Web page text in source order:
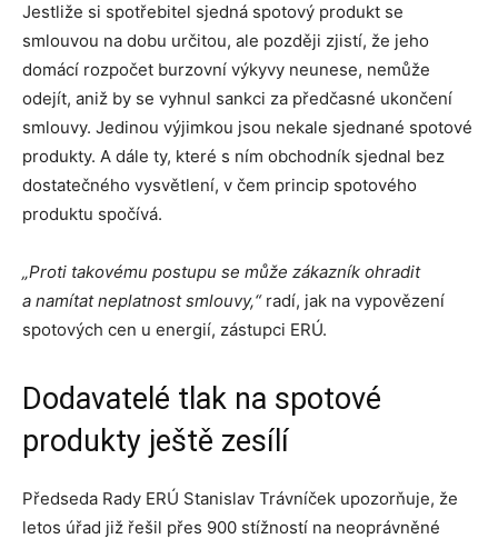
Jestliže si spotřebitel sjedná spotový produkt se
smlouvou na dobu určitou, ale později zjistí, že jeho
domácí rozpočet burzovní výkyvy neunese, nemůže
odejít, aniž by se vyhnul sankci za předčasné ukončení
smlouvy. Jedinou výjimkou jsou nekale sjednané spotové
produkty. A dále ty, které s ním obchodník sjednal bez
dostatečného vysvětlení, v čem princip spotového
produktu spočívá.
„Proti takovému postupu se může zákazník ohradit
a namítat neplatnost smlouvy,“ radí, jak na vypovězení
spotových cen u energií, zástupci ERÚ.
Dodavatelé tlak na spotové
produkty ještě zesílí
Předseda Rady ERÚ Stanislav Trávníček upozorňuje, že
letos úřad již řešil přes 900 stížností na neoprávněné